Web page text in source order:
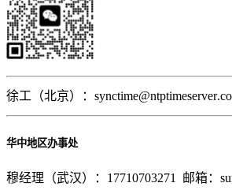
徐工（北京）：synctime@ntptimeserver
华中地区办事处
穆经理（武汉）：17710703271 邮箱：